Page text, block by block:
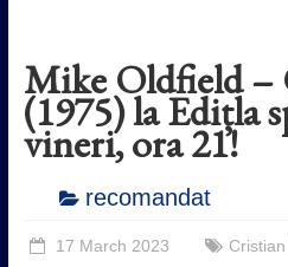
Mike Oldfield –
(1975) la Edițla
vineri, ora 21!
recomandat
17 March 2023